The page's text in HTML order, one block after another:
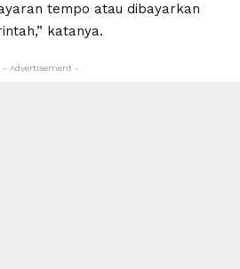
tempo atau dibayarkan
katanya.
- Advertisement -